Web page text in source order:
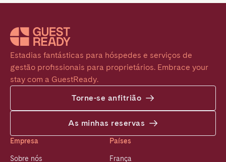
Estadias fantásticas para hóspedes e serviços de
gestão profissionais para proprietários. Embrace your
stay com a GuestReady.
Torne-se anfitrião
As minhas reservas
Empresa
Sobre nós
Países
França